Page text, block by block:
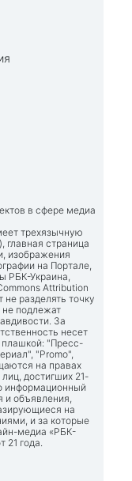
в сфере медиа
трехязычную
главная страница
изображения
на Портале,
РБК-Украина,
Attribution
разделять точку
подлежат
За
несет
"Пресс-
"Promo",
на правах
достигших 21-
информационный
и объявления,
на
и за которые
медиа «РБК-
21 года.